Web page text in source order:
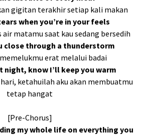
gigitan terakhir setiap kali makan
when you’re in your feels
air matamu saat kau sedang bersedih
close through a thunderstorm
erat melalui badai
night, know I’ll keep you warm
ketahuilah aku akan membuatmu
tetap hangat
[Pre-Chorus]
my whole life on everything you